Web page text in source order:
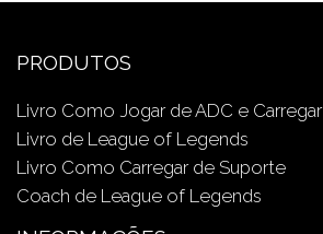
PRODUTOS
Livro Como Jogar de ADC e Carregar
Livro de League of Legends
Livro Como Carregar de Suporte
Coach de League of Legends